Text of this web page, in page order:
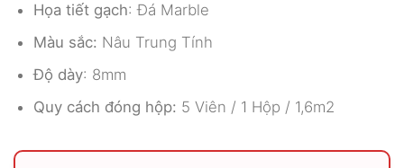
Họa tiết gạch: Đá Marble
Màu sắc: Nâu Trung Tính
Độ dày: 8mm
Quy cách đóng hộp: 5 Viên / 1 Hộp / 1,6m2